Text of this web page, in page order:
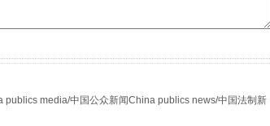
publics media/中国公众新闻China publics news/中国法制新